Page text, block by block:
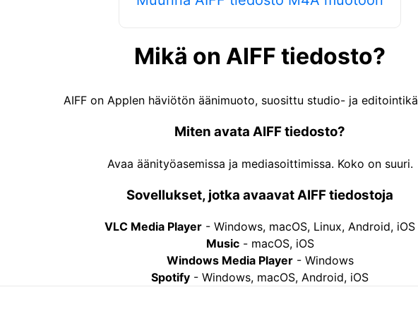
Mikä on AIFF tiedosto?
AIFF on Applen häviötön äänimuoto, suosittu studio- ja
Miten avata AIFF tiedosto?
Avaa äänityöasemissa ja mediasoittimissa. Koko on suuri.
Sovellukset, jotka avaavat AIFF tiedostoja
VLC Media Player - Windows, macOS, Linux, Android, iOS
Music- macOS, iOS
Windows Media Player- Windows
Spotify - Windows, macOS, Android, iOS